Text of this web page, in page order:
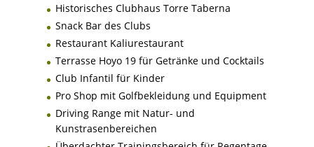
Historisches Clubhaus Torre Taberna
Snack Bar des Clubs
Restaurant Kaliurestaurant
Terrasse Hoyo 19 für Getränke und Cocktails
Club Infantil für Kinder
Pro Shop mit Golfbekleidung und Equipment
Driving Range mit Natur- und
Kunstrasenbereichen